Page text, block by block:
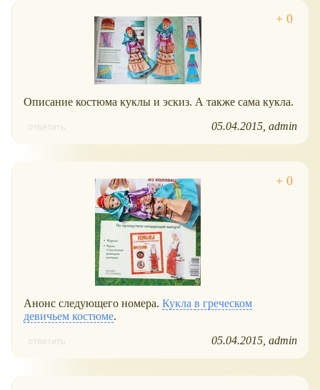
Описание костюма куклы и эскиз. А также сама кукла.
ответить 05.04.2015 admin
Анонс следующего номера. Кукла в греческом
девичьем костюме.
ответить 05.04.2015 admin